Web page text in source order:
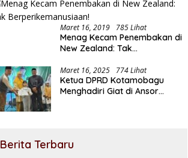
Maret 16, 2019 785 Lihat
Menag Kecam Penembakan di
New Zealand: Tak
Maret 16, 2025 774 Lihat
Ketua DPRD Kotamobagu
Menghadiri Giat di Ansor
Berita Terbaru